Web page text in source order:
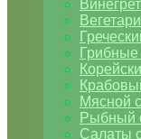
Винегрет
Мясной
Рыбный
Салаты